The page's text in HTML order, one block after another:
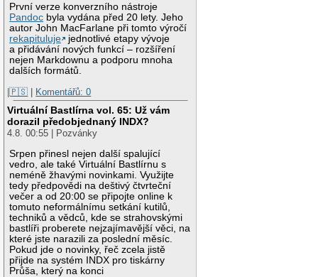
První verze konverzního nástroje
Pandoc byla vydána před 20 lety. Jeho
autor John MacFarlane při tomto výročí
rekapituluje
jednotlivé etapy vývoje
a přidávání nových funkcí – rozšíření
nejen Markdownu a podporu mnoha
dalších formátů.
|🇵🇸 | Komentářů: 0
Virtuální Bastlírna vol. 65: Už vám
dorazil předobjednaný INDX?
4.8. 00:55 | Pozvánky
Srpen přinesl nejen další spalující
vedro, ale také Virtuální Bastlírnu s
neméně žhavými novinkami. Využijte
tedy předpovědi na deštivý čtvrteční
večer a od 20:00 se připojte online k
tomuto neformálnímu setkání kutilů,
techniků a vědců, kde se strahovskými
bastlíři proberete nejzajímavější věci, na
které jste narazili za poslední měsíc.
Pokud jde o novinky, řeč zcela jistě
přijde na systém INDX pro tiskárny
Průša, který na konci